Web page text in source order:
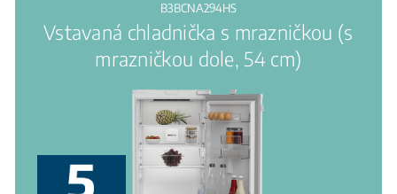
B3BCNA294HS
Vstavaná chladnička s mrazničkou (s
mrazničkou dole, 54 cm)